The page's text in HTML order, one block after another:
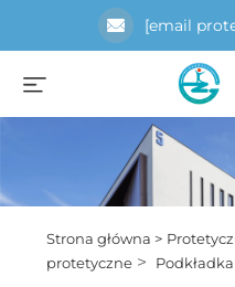
[email
Strona główna >
protetyczne>